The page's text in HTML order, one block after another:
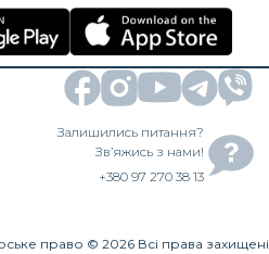
Залишились питання?
Зв’яжись з нами!
+380 97 270 38 13
право © 2026 Всі права захищені